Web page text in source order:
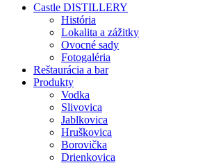
Castle DISTILLERY
História
Lokalita a zážitky
Ovocné sady
Fotogaléria
Reštaurácia a bar
Produkty
Vodka
Slivovica
Jablkovica
Hruškovica
Borovička
Drienkovica